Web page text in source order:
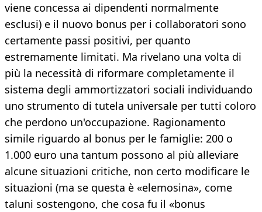
viene concessa ai dipendenti normalmente
esclusi) e il nuovo bonus per i collaboratori sono
certamente passi positivi, per quanto
estremamente limitati. Ma rivelano una volta di
più la necessità di riformare completamente il
sistema degli ammortizzatori sociali individuando
uno strumento di tutela universale per tutti coloro
che perdono un'occupazione. Ragionamento
simile riguardo al bonus per le famiglie: 200 o
1.000 euro una tantum possono al più alleviare
alcune situazioni critiche, non certo modificare le
situazioni (ma se questa è «elemosina», come
taluni sostengono, che cosa fu il «bonus